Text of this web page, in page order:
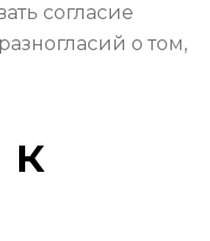
согласие
о том,
к